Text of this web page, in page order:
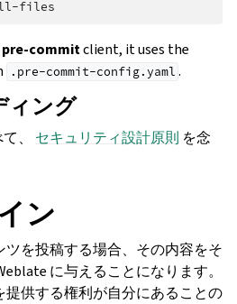
pre-commitclient, it uses the
.pre-commit-config.yaml .
ィング
、 セキュリティ設計原則 を念
ン
を投稿する場合、その内容をそ
に与えることになります。
提供する権利が自分にあることの